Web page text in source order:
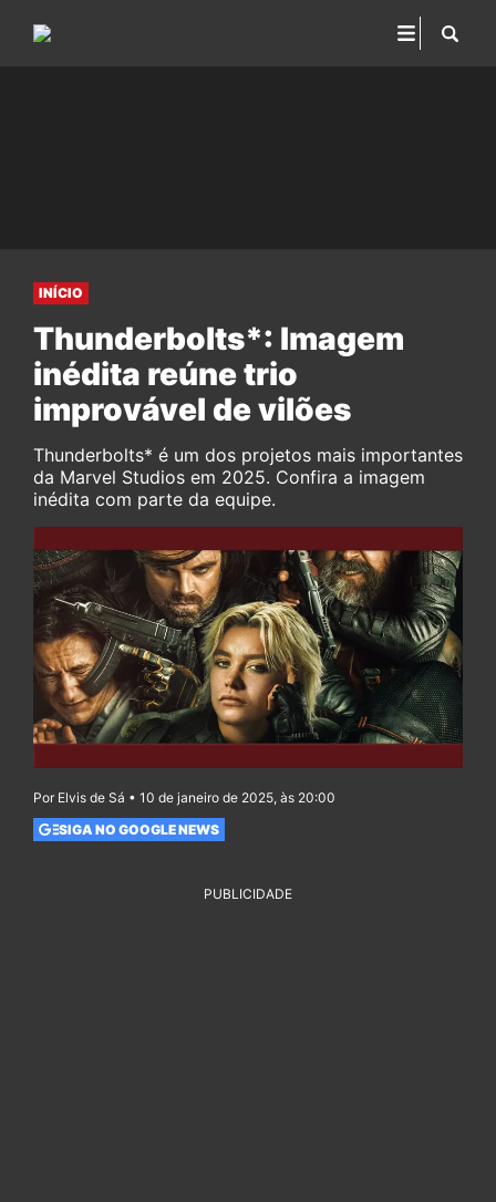
INÍCIO
Thunderbolts*: Imagem
inédita reúne trio
improvável de vilões
Thunderbolts* é um dos projetos mais importantes
da Marvel Studios em 2025. Confira a imagem
inédita com parte da equipe.
Por Elvis de Sá • 10 de janeiro de 2025, às 20:00
SIGA NO GOOGLE NEWS
PUBLICIDADE